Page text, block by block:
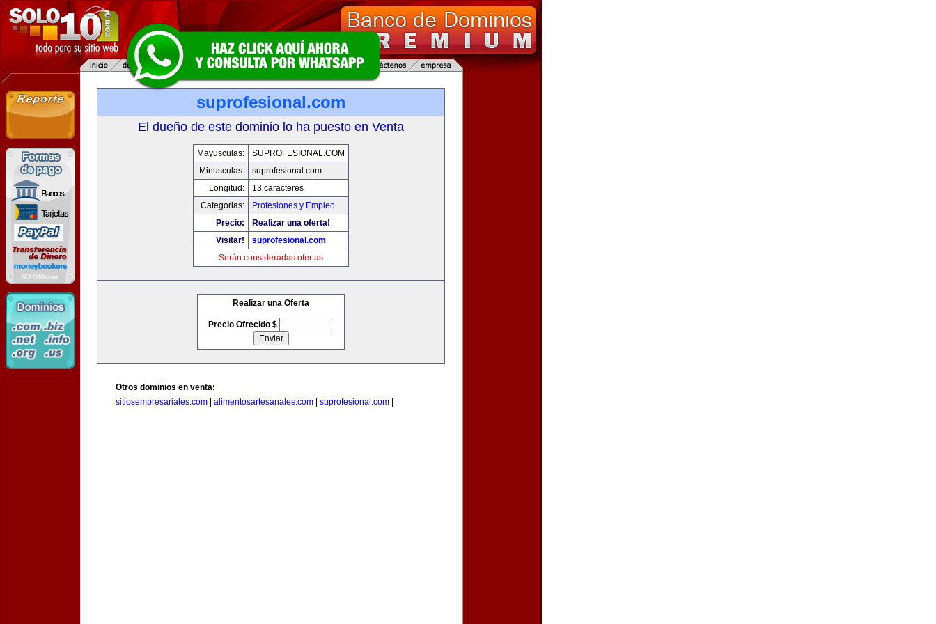
suprofesional.com
El dueño de este dominio lo ha puesto en Venta
Mayusculas:
SUPROFESIONAL.COM
Minusculas:
suprofesional.com
Longitud:
13 caracteres
Categorias:
Profesiones y Empleo
Precio:
Realizar una oferta!
Visitar!
suprofesional.com
Serán consideradas ofertas
Realizar una Oferta
Precio Ofrecido $
Otros dominios en venta:
sitiosempresariales.com
alimentosartesanales.com suprofesional.com